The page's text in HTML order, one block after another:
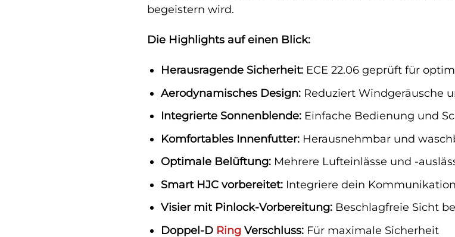
begeistern wird.
Die Highlights auf einen Blick:
Herausragende Sicherheit:ECE 22.06 geprüft für
Aerodynamisches Design:Reduziert Windgeräusche
Integrierte Sonnenblende:Einfache Bedienung und
Komfortables Innenfutter:Herausnehmbar und
Optimale Belüftung:Mehrere Lufteinlässe und -
Smart HJC vorbereitet:Integriere dein
Visier mit Pinlock-Vorbereitung:Beschlagfreie Sicht
Doppel-D RingVerschluss:Für maximale Sicherheit